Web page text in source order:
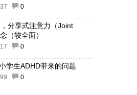
0
分享式注意力（Joint
（较全面）
0
学生ADHD带来的问题
0